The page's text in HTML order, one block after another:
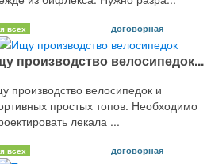
всех договорная
производство велосипедок...
производство велосипедок и
простых топов. Необходимо
лекала ...
всех договорная